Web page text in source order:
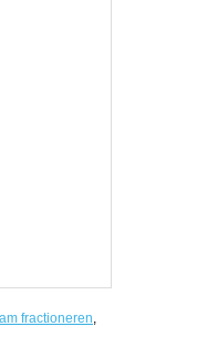
fractioneren,